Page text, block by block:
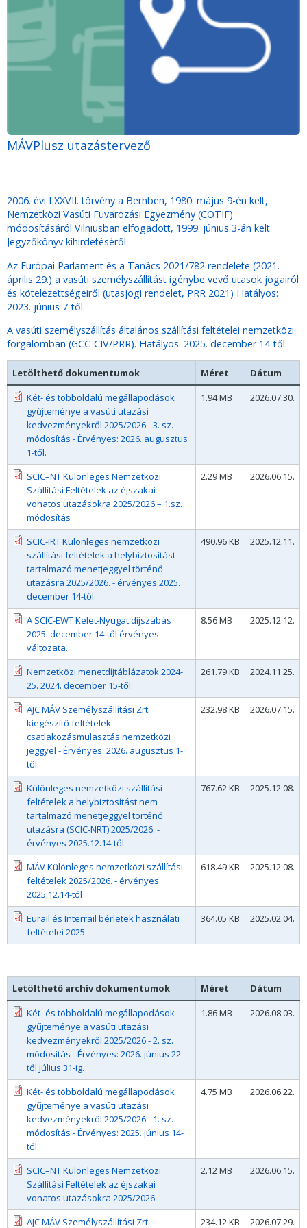
MÁVPlusz utazástervező
2006. évi LXXVII. törvény a Bernben, 1980. május 9-én kelt,
Nemzetközi Vasúti Fuvarozási Egyezmény (COTIF)
módosításáról Vilniusban elfogadott, 1999. június 3-án kelt
Jegyzőkönyv kihirdetéséről
Az Európai Parlament és a Tanács 2021/782 rendelete (2021.
április 29.) a vasúti személyszállítást igénybe vevő utasok jogairól
és kötelezettségeiről (utasjogi rendelet, PRR 2021) Hatályos:
2023. június 7-től.
A vasúti személyszállítás általános szállítási feltételei nemzetközi
forgalomban (GCC-CIV/PRR). Hatályos: 2025. december 14-től.
Letölthető dokumentumok Méret
Dátum
Két- és többoldalú megállapodások
gyűjteménye a vasúti utazási
kedvezményekről 2025/2026 - 3. sz.
módosítás - Érvényes: 2026. augusztus
1-től.
1.94 MB 2026.07.30.
SCIC–NT Különleges Nemzetközi
Szállítási Feltételek az éjszakai
vonatos utazásokra 2025/2026 – 1.sz.
módosítás
2.29 MB 2026.06.15.
SCIC-IRT Különleges nemzetközi
szállítási feltételek a helybiztosítást
tartalmazó menetjeggyel történő
utazásra 2025/2026. - érvényes 2025.
december 14-től.
490.96 KB 2025.12.11.
A SCIC-EWT Kelet-Nyugat díjszabás
2025. december 14-től érvényes
változata.
8.56 MB 2025.12.12.
Nemzetközi menetdíjtáblázatok 2024-
25. 2024. december 15-től
261.79 KB 2024.11.25.
AJC MÁV Személyszállítási Zrt.
kiegészítő feltételek –
csatlakozásmulasztás nemzetközi
jeggyel - Érvényes: 2026. augusztus 1-
től.
232.98 KB 2026.07.15.
Különleges nemzetközi szállítási
feltételek a helybiztosítást nem
tartalmazó menetjeggyel történő
utazásra (SCIC-NRT) 2025/2026. -
érvényes 2025.12.14-től
767.62 KB 2025.12.08.
MÁV Különleges nemzetközi szállítási
feltételek 2025/2026. - érvényes
2025.12.14-től
618.49 KB 2025.12.08.
Eurail és Interrail bérletek használati
feltételei 2025
364.05 KB 2025.02.04.
Letölthető archív dokumentumok Méret
Dátum
Két- és többoldalú megállapodások
gyűjteménye a vasúti utazási
kedvezményekről 2025/2026 - 2. sz.
módosítás - Érvényes: 2026. június 22-
től július 31-ig.
1.86 MB 2026.08.03.
Két- és többoldalú megállapodások
gyűjteménye a vasúti utazási
kedvezményekről 2025/2026 - 1. sz.
módosítás - Érvényes: 2025. június 14-
től.
4.75 MB 2026.06.22.
SCIC–NT Különleges Nemzetközi
Szállítási Feltételek az éjszakai
vonatos utazásokra 2025/2026
2.12 MB 2026.06.15.
AJC MÁV Személyszállítási Zrt. 234.12 KB 2026.07.29.